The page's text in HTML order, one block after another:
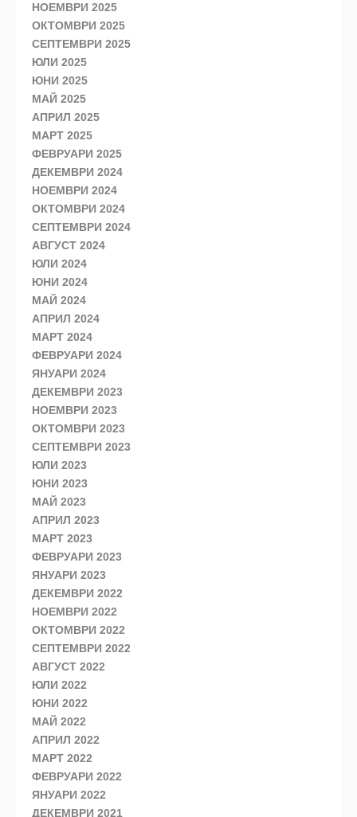
НОЕМВРИ 2025
ОКТОМВРИ 2025
СЕПТЕМВРИ 2025
ЮЛИ 2025
ЮНИ 2025
МАЙ 2025
АПРИЛ 2025
МАРТ 2025
ФЕВРУАРИ 2025
ДЕКЕМВРИ 2024
НОЕМВРИ 2024
ОКТОМВРИ 2024
СЕПТЕМВРИ 2024
АВГУСТ 2024
ЮЛИ 2024
ЮНИ 2024
МАЙ 2024
АПРИЛ 2024
МАРТ 2024
ФЕВРУАРИ 2024
ЯНУАРИ 2024
ДЕКЕМВРИ 2023
НОЕМВРИ 2023
ОКТОМВРИ 2023
СЕПТЕМВРИ 2023
ЮЛИ 2023
ЮНИ 2023
МАЙ 2023
АПРИЛ 2023
МАРТ 2023
ФЕВРУАРИ 2023
ЯНУАРИ 2023
ДЕКЕМВРИ 2022
НОЕМВРИ 2022
ОКТОМВРИ 2022
СЕПТЕМВРИ 2022
АВГУСТ 2022
ЮЛИ 2022
ЮНИ 2022
МАЙ 2022
АПРИЛ 2022
МАРТ 2022
ФЕВРУАРИ 2022
ЯНУАРИ 2022
ДЕКЕМВРИ 2021